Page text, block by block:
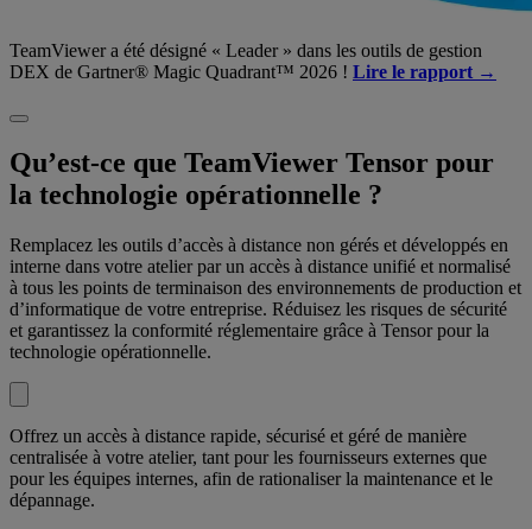
TeamViewer a été désigné « Leader » dans les outils de gestion
DEX de Gartner® Magic Quadrant™ 2026 ! Lire le rapport →
Qu’est-ce que TeamViewer Tensor pour
la technologie opérationnelle ?
Remplacez les outils d’accès à distance non gérés et développés en
interne dans votre atelier par un accès à distance unifié et normalisé
à tous les points de terminaison des environnements de production et
d’informatique de votre entreprise. Réduisez les risques de sécurité
et garantissez la conformité réglementaire grâce à Tensor pour la
technologie opérationnelle.
Offrez un accès à distance rapide, sécurisé et géré de manière
centralisée à votre atelier, tant pour les fournisseurs externes que
pour les équipes internes, afin de rationaliser la maintenance et le
dépannage.